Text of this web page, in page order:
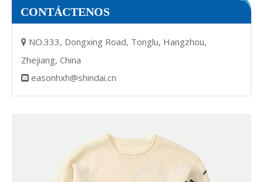
CONTÁCTENOS
 NO.333, Dongxing Road, Tonglu, Hangzhou,
Zhejiang, China
 easonhxh@shindai.cn